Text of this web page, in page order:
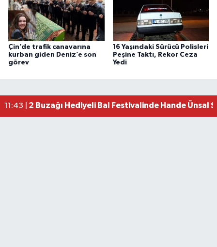
Çin’de trafik canavarına
kurban giden Deniz’e son
görev
16 Yaşındaki Sürücü Polisleri
Peşine Taktı, Rekor Ceza
Yedi
11:43 | 2 Buzağı Hediyeli Bal Festivalinde Hande Ünsal